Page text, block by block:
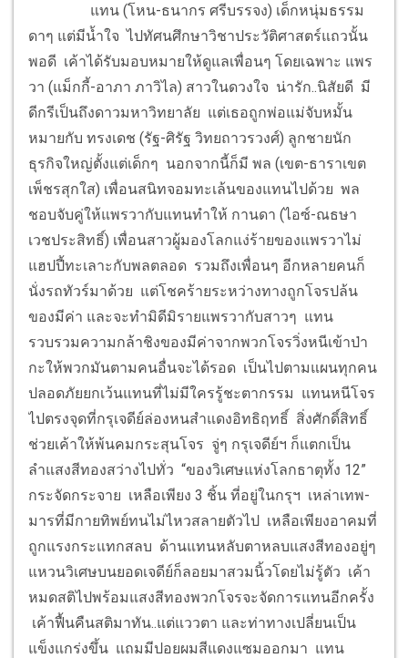
แทน (โหน-ธนากร ศรีบรรจง) เด็กหนุ่มธรรม
ดาๆ แต่มีน้ำใจ ไปทัศนศึกษาวิชาประวัติศาสตร์แถวนั้น
พอดี เค้าได้รับมอบหมายให้ดูแลเพื่อนๆ โดยเฉพาะ แพร
วา (แม็กกี้-อาภา ภาวิไล) สาวในดวงใจ น่ารัก..นิสัยดี มี
ดีกรีเป็นถึงดาวมหาวิทยาลัย แต่เธอถูกพ่อแม่จับหมั้น
หมายกับ ทรงเดช (รัฐ-ศิรัฐ วิทยถาวรวงศ์) ลูกชายนัก
ธุรกิจใหญ่ตั้งแต่เด็กๆ นอกจากนี้ก็มี พล (เขต-ธาราเขต
เพ็ชรสุกใส) เพื่อนสนิทจอมทะเล้นของแทนไปด้วย พล
ชอบจับคู่ให้แพรวากับแทนทำให้ กานดา (ไอซ์-ณธษา
เวชประสิทธิ์) เพื่อนสาวผู้มองโลกแง่ร้ายของแพรวาไม่
แฮปปี้ทะเลาะกับพลตลอด รวมถึงเพื่อนๆ อีกหลายคนก็
นั่งรถทัวร์มาด้วย แต่โชคร้ายระหว่างทางถูกโจรปล้น
ของมีค่า และจะทำมิดีมิรายแพรวากับสาวๆ แทน
รวบรวมความกล้าชิงของมีค่าจากพวกโจรวิ่งหนีเข้าป่า
กะให้พวกมันตามคนอื่นจะได้รอด เป็นไปตามแผนทุกคน
ปลอดภัยยกเว้นแทนที่ไม่มีใครรู้ชะตากรรม แทนหนีโจร
ไปตรงจุดที่กรุเจดีย์ล่องหนสำแดงอิทธิฤทธิ์ สิ่งศักดิ์สิทธิ์
ช่วยเค้าให้พ้นคมกระสุนโจร จู่ๆ กรุเจดีย์ฯ ก็แตกเป็น
ลำแสงสีทองสว่างไปทั่ว “ของวิเศษแห่งโลกธาตุทั้ง 12”
กระจัดกระจาย เหลือเพียง 3 ชิ้น ที่อยู่ในกรุฯ เหล่าเทพ-
มารที่มีกายทิพย์ทนไม่ไหวสลายตัวไป เหลือเพียงอาคมที่
ถูกแรงกระแทกสลบ ด้านแทนหลับตาหลบแสงสีทองอยู่ๆ
แหวนวิเศษบนยอดเจดีย์ก็ลอยมาสวมนิ้วโดยไม่รู้ตัว เค้า
หมดสติไปพร้อมแสงสีทองพวกโจรจะจัดการแทนอีกครั้ง
เค้าฟื้นคืนสติมาทัน..แต่แววตา และท่าทางเปลี่ยนเป็น
แข็งแกร่งขึ้น แถมมีปอยผมสีแดงแซมออกมา แทน